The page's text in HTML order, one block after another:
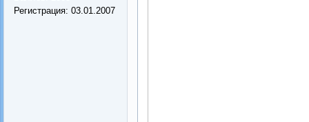
Регистрация: 03.01.2007